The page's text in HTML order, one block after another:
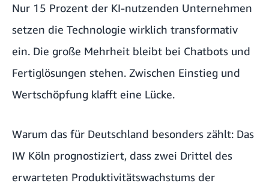
Nur 15 Prozent der KI-nutzenden Unternehmen
setzen die Technologie wirklich transformativ
ein. Die große Mehrheit bleibt bei Chatbots und
Fertiglösungen stehen. Zwischen Einstieg und
Wertschöpfung klafft eine Lücke.
Warum das für Deutschland besonders zählt: Das
IW Köln prognostiziert, dass zwei Drittel des
erwarteten Produktivitätswachstums der